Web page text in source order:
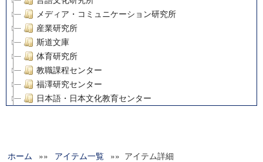
メディア・コミュニケーション研究所
産業研究所
斯道文庫
体育研究所
教職課程センター
福澤研究センター
日本語・日本文化教育センター
グローバルリサーチインスティテュート
ホーム »» アイテム一覧 »» アイテム詳細